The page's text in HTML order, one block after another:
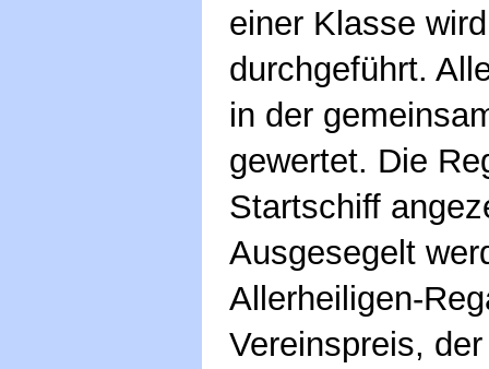
einer Klasse
durchgeführt.
in der
gewertet. Die
Startschiff
Ausgesegelt
Allerheiligen-
Vereinspreis,